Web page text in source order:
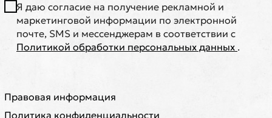
Я даю согласие на получение рекламной и
маркетинговой информации по электронной
почте, SMS и мессенджерам в соответствии с
Политикой обработки персональных данных .
Правовая информация
Политика конфиденциальности